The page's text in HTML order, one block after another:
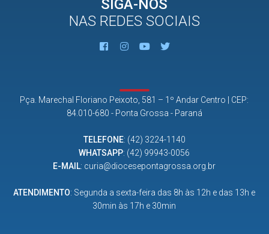
SIGA-NOS
NAS REDES SOCIAIS
Pça. Marechal Floriano Peixoto, 581 – 1º Andar Centro | CEP:
84.010-680 - Ponta Grossa - Paraná
TELEFONE: (42) 3224-1140
WHATSAPP: (42) 99943-0056
E-MAIL: curia@diocesepontagrossa.org.br
ATENDIMENTO: Segunda a sexta-feira das 8h às 12h e das 13h e
30min às 17h e 30min